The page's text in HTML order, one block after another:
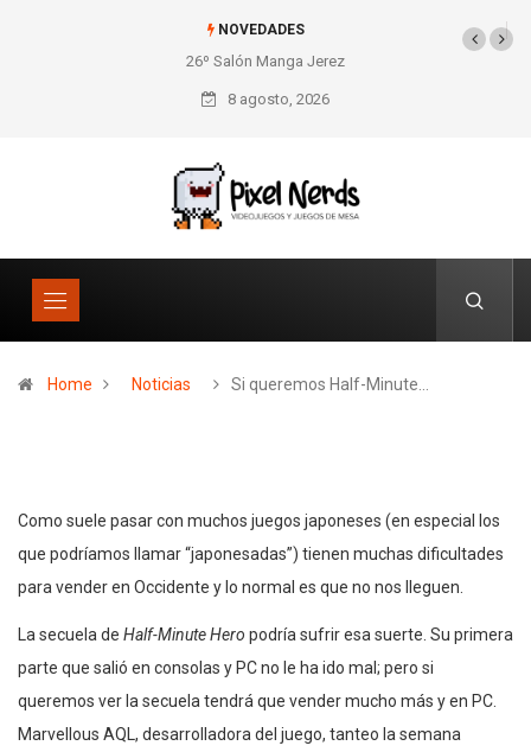
NOVEDADES
26º Salón Manga Jerez SNES Pixel Book para
los amantes de lo retro
8 agosto, 2026
Home Noticias Si queremos Half-Minute…
Como suele pasar con muchos juegos japoneses (en especial los
que podríamos llamar “japonesadas”) tienen muchas dificultades
para vender en Occidente y lo normal es que no nos lleguen.
La secuela de Half-Minute Hero podría sufrir esa suerte. Su primera
parte que salió en consolas y PC no le ha ido mal; pero si
queremos ver la secuela tendrá que vender mucho más y en PC.
Marvellous AQL, desarrolladora del juego, tanteo la semana